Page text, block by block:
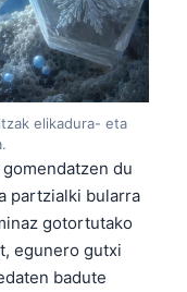
elikadura- eta
du
partzialki bularra
gotortutako
egunero gutxi
badute